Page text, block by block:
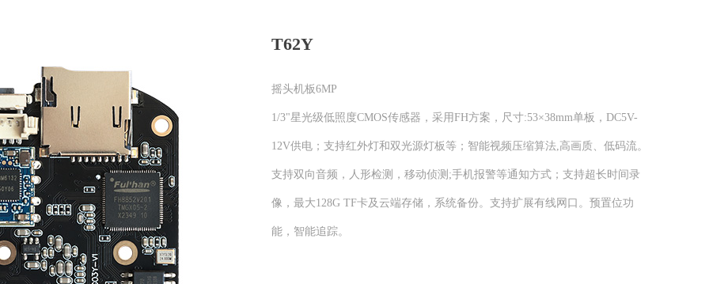
T62Y
摇头机板6MP
1/3"星光级低照度CMOS传感器，采用FH方案，尺寸:53×38mm单板，DC5V-
12V供电；支持红外灯和双光源灯板等；智能视频压缩算法,高画质、低码流。
支持双向音频，人形检测，移动侦测;手机报警等通知方式；支持超长时间录
像，最大128G TF卡及云端存储，系统备份。支持扩展有线网口。预置位功
能，智能追踪。